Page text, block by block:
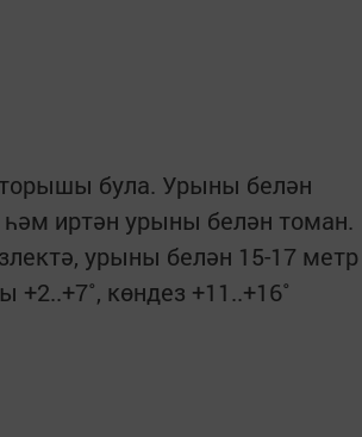
була. Урыны белән
иртән урыны белән томан.
урыны белән 15-17 метр
көндез +11..+16˚